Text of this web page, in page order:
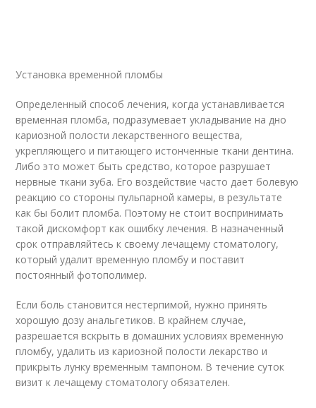
Установка временной пломбы
Определенный способ лечения, когда устанавливается
временная пломба, подразумевает укладывание на дно
кариозной полости лекарственного вещества,
укрепляющего и питающего истонченные ткани дентина.
Либо это может быть средство, которое разрушает
нервные ткани зуба. Его воздействие часто дает болевую
реакцию со стороны пульпарной камеры, в результате
как бы болит пломба. Поэтому не стоит воспринимать
такой дискомфорт как ошибку лечения. В назначенный
срок отправляйтесь к своему лечащему стоматологу,
который удалит временную пломбу и поставит
постоянный фотополимер.
Если боль становится нестерпимой, нужно принять
хорошую дозу анальгетиков. В крайнем случае,
разрешается вскрыть в домашних условиях временную
пломбу, удалить из кариозной полости лекарство и
прикрыть лунку временным тампоном. В течение суток
визит к лечащему стоматологу обязателен.